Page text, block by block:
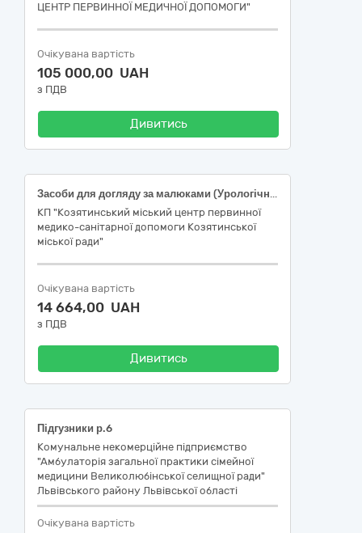
ЦЕНТР ПЕРВИННОЇ МЕДИЧНОЇ ДОПОМОГИ"
Очікувана вартість
105 000,00 UAH
з ПДВ
Дивитись
Засоби для догляду за малюками (Урологічні прокладки: жіночі, одноразові, поглинання 501-600 мл)
КП "Козятинський міський центр первинної
медико-санітарної допомоги Козятинської
міської ради"
Очікувана вартість
14 664,00 UAH
з ПДВ
Дивитись
Підгузники р.6
Комунальне некомерційне підприємство
"Амбулаторія загальної практики сімейної
медицини Великолюбінської селищної ради"
Львівського району Львівської області
Очікувана вартість